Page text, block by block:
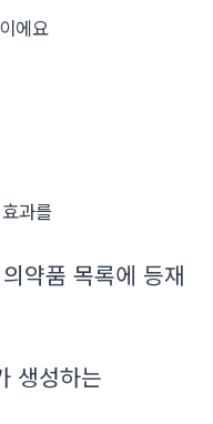
에요
과를
약품 목록에 등재
생성하는